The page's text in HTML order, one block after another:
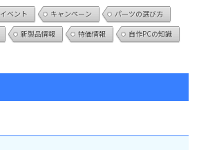
イベント キャンペーン
パーツの選び方
新製品情報 特価情報
自作PCの知識